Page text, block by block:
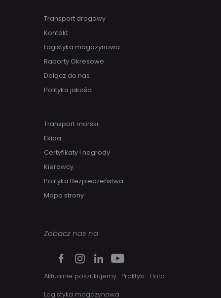
Transport drogowy
Kontakt
Logistyka magazynowa
Raporty Okresowe
Dołącz do nas
Polityka jakości
Transport morski
Ekipa
Certyfikaty i nagrody
Kierowcy
Polityka Bezpieczeństwa
Mapa strony
Zobacz nas na
Aktualnie poszukujemy Praktyki
Flota
Logistyka magazynowa